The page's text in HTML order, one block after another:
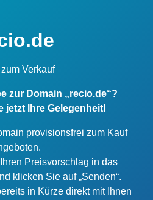
Verkauf
zur Domain „recio.de“?
jetzt Ihre Gelegenheit!
provisionsfrei zum Kauf
Preisvorschlag in das
klicken Sie auf „Senden“.
in Kürze direkt mit Ihnen